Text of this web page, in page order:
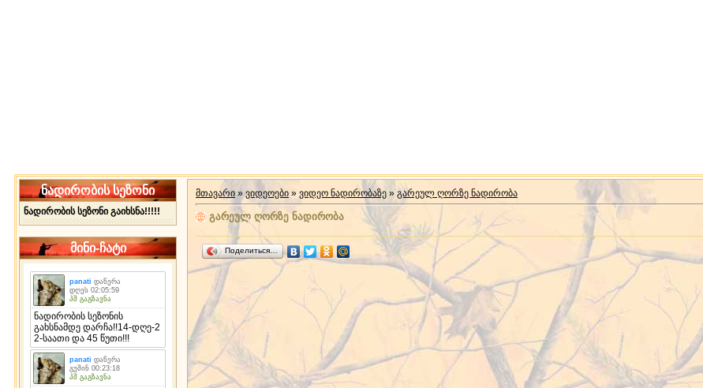
ნადირობის სეზონი
ნადირობის სეზონი გაიხსნა!!!!!
მინი-ჩატი
მთავარი » ვიდეოები » ვიდეო ნადირობაზე » გარეულ ღორზე ნადირობა
გარეულ ღორზე ნადირობა
Поделиться…